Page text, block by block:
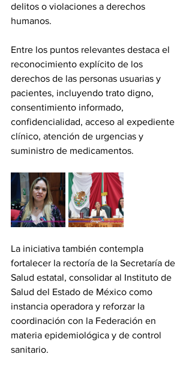
delitos o violaciones a derechos
humanos.
Entre los puntos relevantes destaca el
reconocimiento explícito de los
derechos de las personas usuarias y
pacientes, incluyendo trato digno,
consentimiento informado,
confidencialidad, acceso al expediente
clínico, atención de urgencias y
suministro de medicamentos.
La iniciativa también contempla
fortalecer la rectoría de la Secretaría de
Salud estatal, consolidar al Instituto de
Salud del Estado de México como
instancia operadora y reforzar la
coordinación con la Federación en
materia epidemiológica y de control
sanitario.